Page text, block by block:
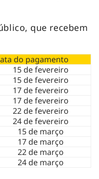
que recebem
do pagamento
15 de fevereiro
15 de fevereiro
17 de fevereiro
17 de fevereiro
22 de fevereiro
24 de fevereiro
15 de março
17 de março
22 de março
24 de março